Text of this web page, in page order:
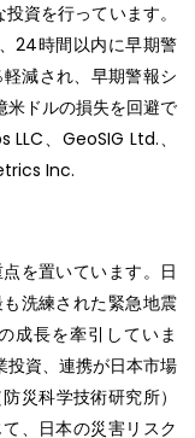
資を行っています。
24時間以内に早期警
減され、早期警報シ
米ドルの損失を回避で
、GeoSIG Ltd.、
Inc.
を置いています。日
洗練された緊急地震
成長を牽引していま
投資、連携が日本市場
災科学技術研究所）
、日本の災害リスク